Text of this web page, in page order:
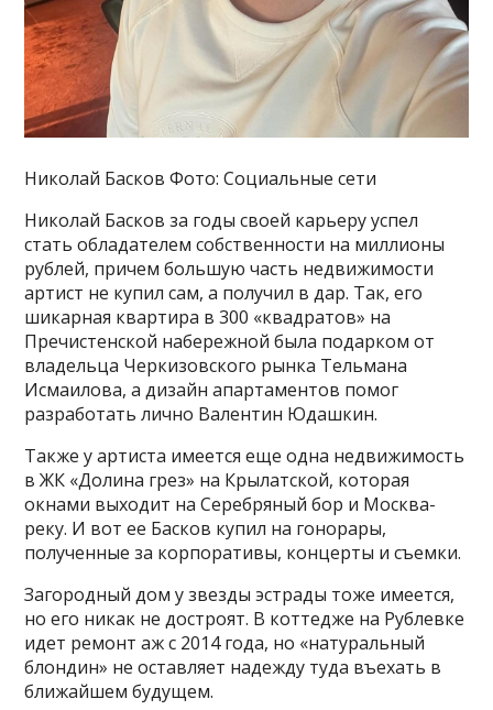
Николай Басков Фото: Социальные сети
Николай Басков за годы своей карьеру успел
стать обладателем собственности на миллионы
рублей, причем большую часть недвижимости
артист не купил сам, а получил в дар. Так, его
шикарная квартира в 300 «квадратов» на
Пречистенской набережной была подарком от
владельца Черкизовского рынка Тельмана
Исмаилова, а дизайн апартаментов помог
разработать лично Валентин Юдашкин.
Также у артиста имеется еще одна недвижимость
в ЖК «Долина грез» на Крылатской, которая
окнами выходит на Серебряный бор и Москва-
реку. И вот ее Басков купил на гонорары,
полученные за корпоративы, концерты и съемки.
Загородный дом у звезды эстрады тоже имеется,
но его никак не достроят. В коттедже на Рублевке
идет ремонт аж с 2014 года, но «натуральный
блондин» не оставляет надежду туда въехать в
ближайшем будущем.